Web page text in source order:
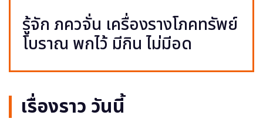
รู้จัก ภควจั่น เครื่องรางโภคทรัพย์
โบราณ พกไว้ มีกิน ไม่มีอด
เรื่องราว วันนี้